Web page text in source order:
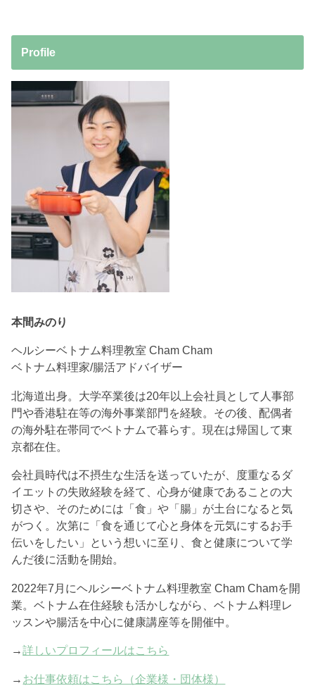
Profile
本間みのり
ヘルシーベトナム料理教室 Cham Cham
ベトナム料理家/腸活アドバイザー
北海道出身。大学卒業後は20年以上会社員として人事部
門や香港駐在等の海外事業部門を経験。その後、配偶者
の海外駐在帯同でベトナムで暮らす。現在は帰国して東
京都在住。
会社員時代は不摂生な生活を送っていたが、度重なるダ
イエットの失敗経験を経て、心身が健康であることの大
切さや、そのためには「食」や「腸」が土台になると気
がつく。次第に「食を通じて心と身体を元気にするお手
伝いをしたい」という想いに至り、食と健康について学
んだ後に活動を開始。
2022年7月にヘルシーベトナム料理教室 Cham Chamを開
業。ベトナム在住経験も活かしながら、ベトナム料理レ
ッスンや腸活を中心に健康講座等を開催中。
→詳しいプロフィールはこちら
→ お仕事依頼はこちら（企業様・団体様）